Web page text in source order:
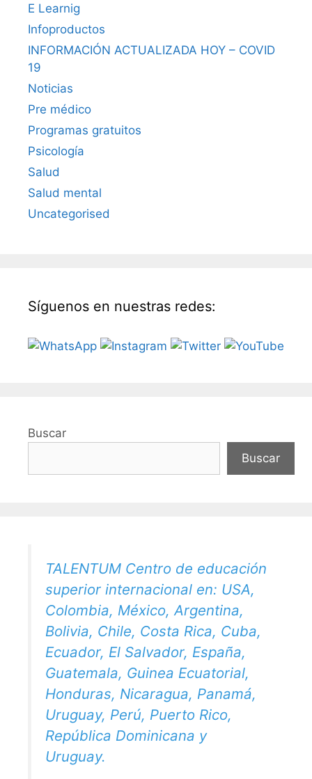
E Learnig
Infoproductos
INFORMACIÓN ACTUALIZADA HOY – COVID
19
Noticias
Pre médico
Programas gratuitos
Psicología
Salud
Salud mental
Uncategorised
Síguenos en nuestras redes:
Buscar
Buscar
TALENTUM Centro de educación
superior internacional en: USA,
Colombia, México, Argentina,
Bolivia, Chile, Costa Rica, Cuba,
Ecuador, El Salvador, España,
Guatemala, Guinea Ecuatorial,
Honduras, Nicaragua, Panamá,
Uruguay, Perú, Puerto Rico,
República Dominicana y
Uruguay.